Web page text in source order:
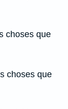
choses que
choses que